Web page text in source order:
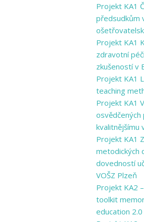
Projekt KA1
předsudkům
Projekt KA1
zdravotní
zkušeností v
Projekt KA1
teaching
Projekt KA1
kvalitnějšímu
Projekt KA1
metodických
dovedností
VOŠZ Plzeň
Projekt KA2
toolkit
education 2.0